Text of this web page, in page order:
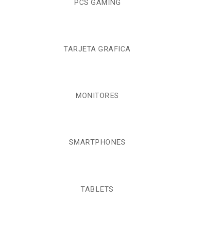
PCS GAMING
TARJETA GRAFICA
MONITORES
SMARTPHONES
TABLETS